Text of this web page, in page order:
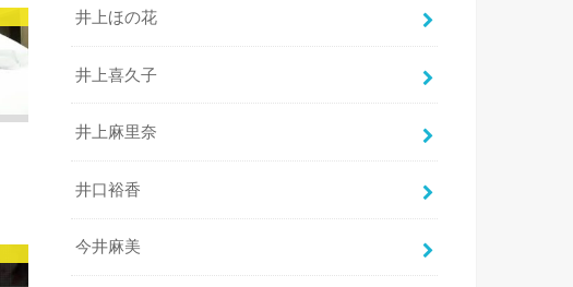
井上ほの花
井上喜久子
井上麻里奈
井口裕香
今井麻美